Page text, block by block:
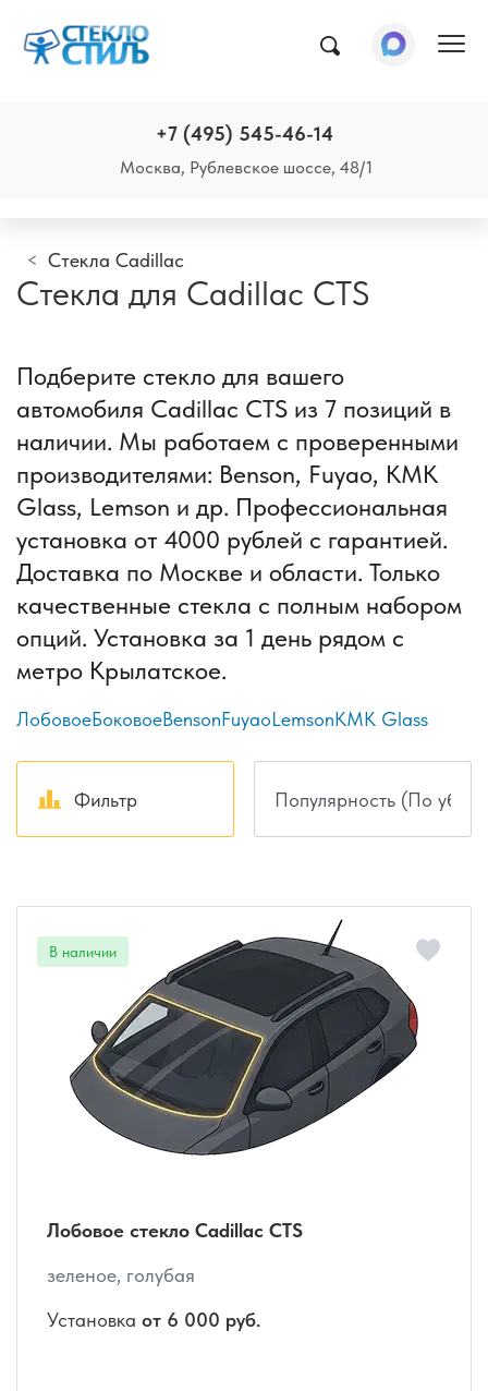
+7 (495) 545-46-14
Москва, Рублевское шоссе, 48/1
Стекла Cadillac
Стекла для Cadillac CTS
Подберите стекло для вашего
автомобиля Cadillac CTS из 7 позиций в
наличии. Мы работаем с проверенными
производителями: Benson, Fuyao, КМК
Glass, Lemson и др. Профессиональная
установка от 4000 рублей с гарантией.
Доставка по Москве и области. Только
качественные стекла с полным набором
опций. Установка за 1 день рядом с
метро Крылатское.
ЛобовоеБоковоеBensonFuyaoLemsonКМК Glass
Фильтр
Лобовое стекло Cadillac CTS
зеленое, голубая
Установка от 6 000 руб.